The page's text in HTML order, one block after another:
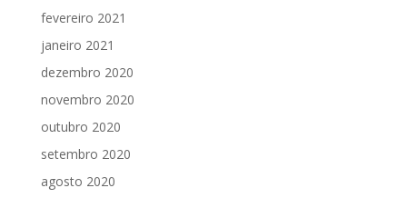
fevereiro 2021
janeiro 2021
dezembro 2020
novembro 2020
outubro 2020
setembro 2020
agosto 2020